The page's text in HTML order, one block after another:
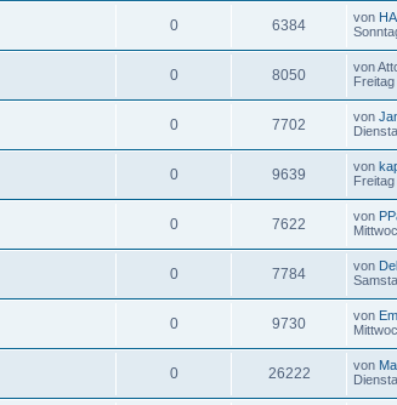
0 6384 von
0 8050 von
0 7702 von
0 9639 von
0 7622 von
0 7784 von
0 9730 von
0 26222 von